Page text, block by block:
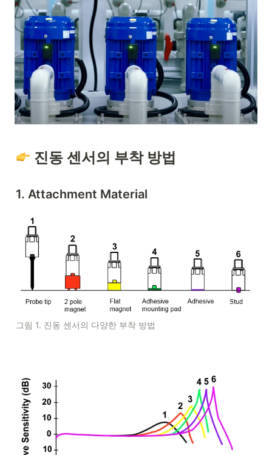
진동 센서의 부착 방법
1. Attachment Material
그림 1. 진동 센서의 다양한 부착 방법